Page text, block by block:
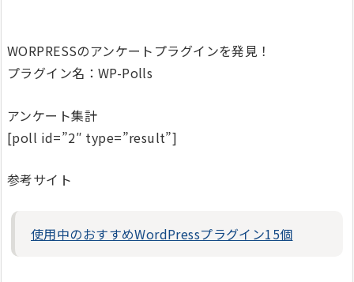
WORPRESSのアンケートプラグインを発見！
プラグイン名：WP-Polls
アンケート集計
[poll id=”2″ type=”result”]
参考サイト
使用中のおすすめWordPressプラグイン15個